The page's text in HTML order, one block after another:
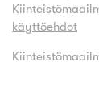
käyttöehdot